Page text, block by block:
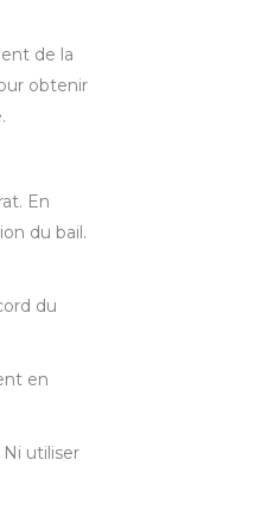
de la
obtenir
En
du bail.
du
en
utiliser